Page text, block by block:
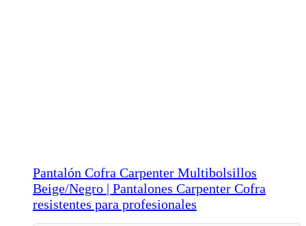
Pantalón Cofra Carpenter Multibolsillos
Beige/Negro | Pantalones Carpenter Cofra
resistentes para profesionales